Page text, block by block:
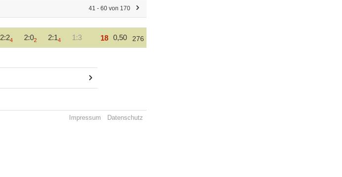
41 - 60 von 170
2:24 2:02 2:14 1:3 18 0,50 276
Impressum Datenschutz